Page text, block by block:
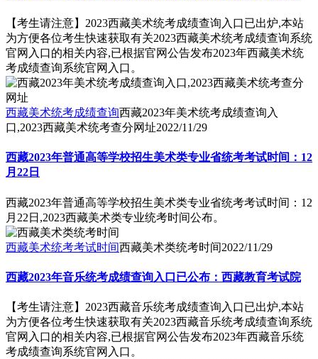
【考生请注意】2023西藏美术统考成绩查询入口已出炉,本站
为方便各位考生快速获取有关2023西藏美术统考成绩查询系统
官网入口的相关内容,已根据官网公告发布2023年西藏美术统
考成绩查询系统官网入口。
西藏美术统考成绩查询西藏2023年美术统考成绩查询入
口,2023西藏美术统考查分网址2022/11/29
西藏2023年普通高等学校招生美术类专业省统考考试时间：12
月22日
西藏2023年普通高等学校招生美术类专业省统考考试时间：12
月22日,2023西藏美术类专业统考时间公布。
西藏美术统考考试时间西藏美术类统考时间2022/11/29
西藏2023年音乐统考成绩查询入口已公布：西藏教育考试院
【考生请注意】2023西藏音乐统考成绩查询入口已出炉,本站
为方便各位考生快速获取有关2023西藏音乐统考成绩查询系统
官网入口的相关内容,已根据官网公告发布2023年西藏音乐统
考成绩查询系统官网入口。